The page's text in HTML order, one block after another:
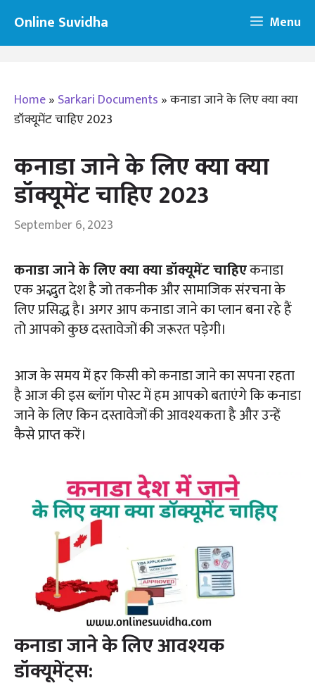
content
Online Suvidha Menu
Home» Sarkari Documents »कनाडा जाने के लिए क्या क्या
डॉक्यूमेंट चाहिए 2023
कनाडा जाने के लिए क्या क्या
डॉक्यूमेंट चाहिए 2023
September 6, 2023
कनाडा जाने के लिए क्या क्या डॉक्यूमेंट चाहिएकनाडा
एक अद्भुत देश है जो तकनीक और सामाजिक संरचना के
लिए प्रसिद्ध है। अगर आप कनाडा जाने का प्लान बना रहे हैं
तो आपको कुछ दस्तावेजों की जरूरत पड़ेगी।
आज के समय में हर किसी को कनाडा जाने का सपना रहता
है आज की इस ब्लॉग पोस्ट में हम आपको बताएंगे कि कनाडा
जाने के लिए किन दस्तावेजों की आवश्यकता है और उन्हें
कैसे प्राप्त करें।
कनाडा जाने के लिए आवश्यक
डॉक्यूमेंट्स: